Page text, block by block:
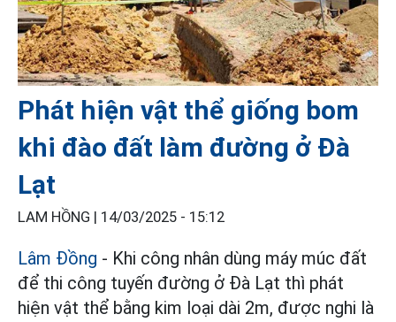
Phát hiện vật thể giống bom
khi đào đất làm đường ở Đà
Lạt
LAM HỒNG | 14/03/2025 - 15:12
Lâm Đồng - Khi công nhân dùng máy múc đất
để thi công tuyến đường ở Đà Lạt thì phát
hiện vật thể bằng kim loại dài 2m, được nghi là